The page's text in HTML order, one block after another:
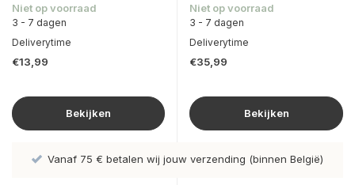
Niet op voorraad
3 - 7 dagen
Deliverytime
€13,99
Bekijken
Niet op voorraad
3 - 7 dagen
Deliverytime
€35,99
Bekijken
verzending (binnen België) Hoge kwaliteit Direct To